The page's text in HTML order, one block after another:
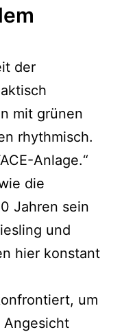
der
mit grünen
rhythmisch.
Anlage.“
die
Jahren sein
und
hier konstant
um
Angesicht